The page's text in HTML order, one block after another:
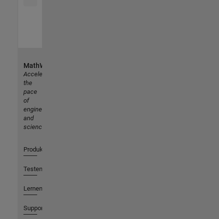
MathWorks
Accelerating
the
pace
of
engineering
and
science
Produkte
Testen oder Kaufen
Lernen
Support